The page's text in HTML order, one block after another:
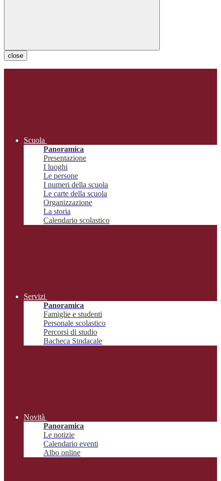
close
Scuola
Panoramica
Presentazione
I luoghi
Le persone
I numeri della scuola
Le carte della scuola
Organizzazione
La storia
Calendario scolastico
Servizi
Panoramica
Famiglie e studenti
Personale scolastico
Percorsi di studio
Bacheca Sindacale
Novità
Panoramica
Le notizie
Calendario eventi
Albo online